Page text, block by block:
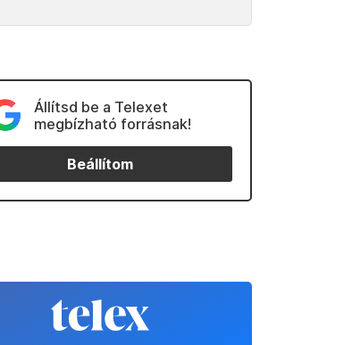
Állítsd be a Telexet
megbízható forrásnak!
Beállítom